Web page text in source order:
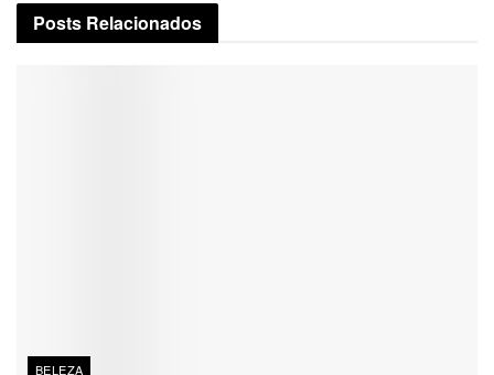
Posts Relacionados
BELEZA